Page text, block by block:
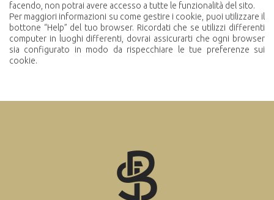
facendo, non potrai avere accesso a tutte le funzionalità del sito.
Per maggiori informazioni su come gestire i cookie, puoi utilizzare il
bottone “Help” del tuo browser. Ricordati che se utilizzi differenti
computer in luoghi differenti, dovrai assicurarti che ogni browser
sia configurato in modo da rispecchiare le tue preferenze sui
cookie.